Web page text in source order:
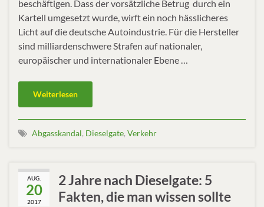
beschäftigen. Dass der vorsätzliche Betrug durch ein
Kartell umgesetzt wurde, wirft ein noch hässlicheres
Licht auf die deutsche Autoindustrie. Für die Hersteller
sind milliardenschwere Strafen auf nationaler,
europäischer und internationaler Ebene …
Weiterlesen
Abgasskandal, Dieselgate, Verkehr
AUG.
20
2017
2 Jahre nach Dieselgate: 5
Fakten, die man wissen sollte